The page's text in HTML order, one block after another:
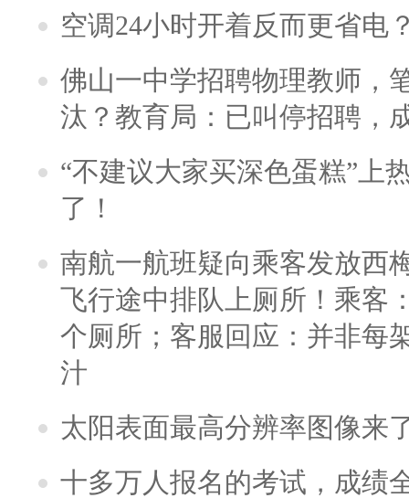
空调24小时开着反而更省电
佛山一中学招聘物理教师，
汰？教育局：已叫停招聘，
“不建议大家买深色蛋糕”上
了！
南航一航班疑向乘客发放西
飞行途中排队上厕所！乘客
个厕所；客服回应：并非每
汁
太阳表面最高分辨率图像来
十多万人报名的考试，成绩